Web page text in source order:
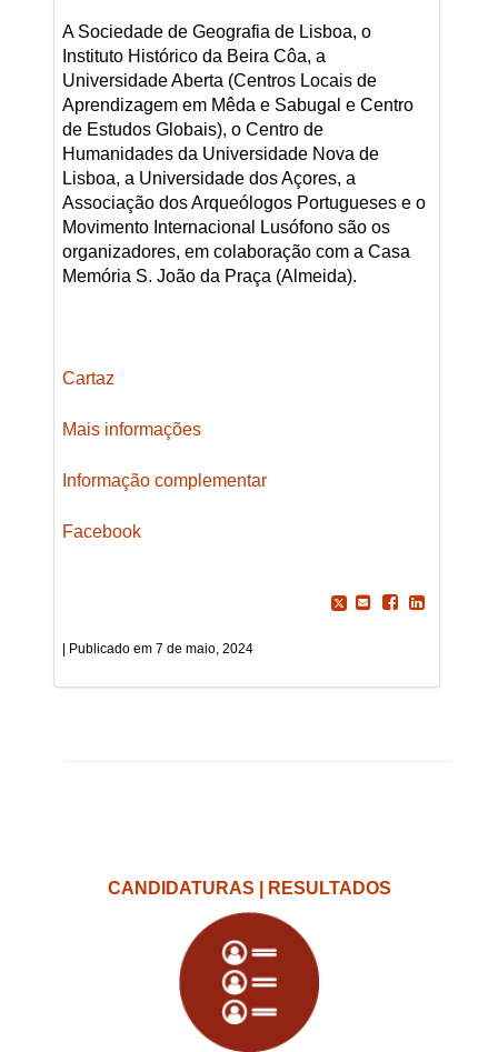
A Sociedade de Geografia de Lisboa, o
Instituto Histórico da Beira Côa, a
Universidade Aberta (Centros Locais de
Aprendizagem em Mêda e Sabugal e Centro
de Estudos Globais), o Centro de
Humanidades da Universidade Nova de
Lisboa, a Universidade dos Açores, a
Associação dos Arqueólogos Portugueses e o
Movimento Internacional Lusófono são os
organizadores, em colaboração com a Casa
Memória S. João da Praça (Almeida).
Cartaz
Mais informações
Informação complementar
Facebook
7 de maio, 2024
CANDIDATURAS | RESULTADOS